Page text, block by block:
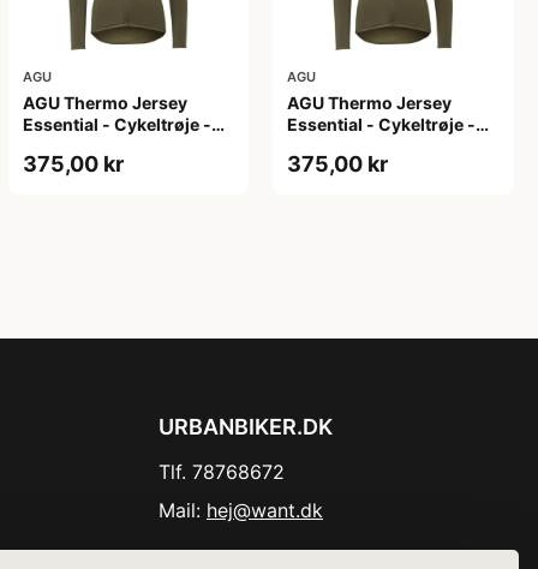
AGU
AGU Thermo Jersey
Essential - Cykeltrøje -
XL
375,00 kr
AGU
AGU Thermo Jersey
Essential - Cykeltrøje -
XXL
375,00 kr
URBANBIKER.DK
Tlf. 78768672
Mail: hej@want.dk